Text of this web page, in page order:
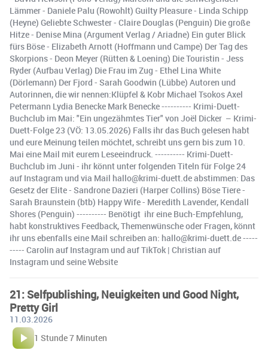
Lämmer - Daniele Palu (Rowohlt) Guilty Pleasure - Linda Schipp
(Heyne) Geliebte Schwester - Claire Douglas (Penguin) Die große
Hitze - Denise Mina (Argument Verlag / Ariadne) Ein guter Blick
fürs Böse - Elizabeth Arnott (Hoffmann und Campe) Der Tag des
Skorpions - Deon Meyer (Rütten & Loening) Die Touristin - Jess
Ryder (Aufbau Verlag) Die Frau im Zug - Ethel Lina White
(Dörlemann) Der Fjord - Sarah Goodwin (Lübbe) Autoren und
Autorinnen, die wir nennen:Klüpfel & Kobr Michael Tsokos Axel
Petermann Lydia Benecke Mark Benecke ---------- Krimi-Duett-
Buchclub im Mai: "Ein ungezähmtes Tier" von Joël Dicker – Krimi-
Duett-Folge 23 (VÖ: 13.05.2026) Falls ihr das Buch gelesen habt
und eure Meinung teilen möchtet, schreibt uns gern bis zum 10.
Mai eine Mail mit eurem Leseeindruck. ---------- Krimi-Duett-
Buchclub im Juni - ihr könnt unter folgenden Titeln für Folge 24
auf Instagram und via Mail hallo@krimi-duett.de abstimmen: Das
Gesetz der Elite - Sandrone Dazieri (Harper Collins) Böse Tiere -
Sarah Braunstein (btb) Happy Wife - Meredith Lavender, Kendall
Shores (Penguin) ---------- Benötigt ihr eine Buch-Empfehlung,
habt konstruktives Feedback, Themenwünsche oder Fragen, könnt
ihr uns ebenfalls eine Mail schreiben an: hallo@krimi-duett.de -----
----- Carolin auf Instagram und auf TikTok | Christian auf
Instagram und seine Website
21: Selfpublishing, Neuigkeiten und Good Night,
Pretty Girl
11.03.2026
1 Stunde 7 Minuten